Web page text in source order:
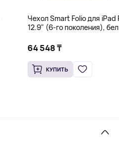
Чехол Smart Folio для iPad
12.9" (6-го поколения),
64 548 ₸
КУПИТЬ